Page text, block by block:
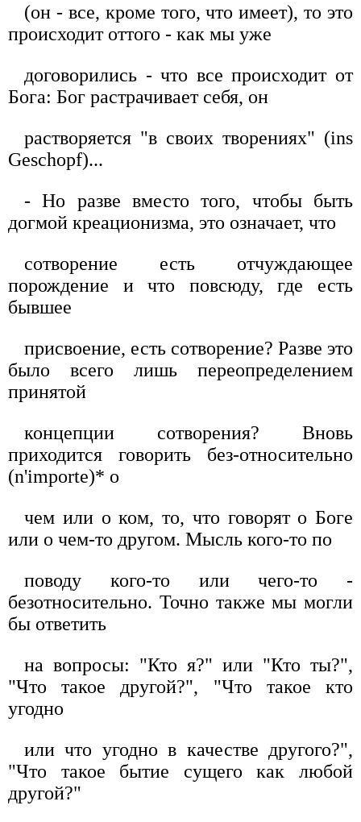
(он - все, кроме того, что имеет), то это
происходит оттого - как мы уже
договорились - что все происходит от
Бога: Бог растрачивает себя, он
растворяется "в своих творениях" (ins
Geschopf)...
- Но разве вместо того, чтобы быть
догмой креационизма, это означает, что
сотворение есть отчуждающее
порождение и что повсюду, где есть
бывшее
присвоение, есть сотворение? Разве это
было всего лишь переопределением
принятой
концепции сотворения? Вновь
приходится говорить без-относительно
(n'importe)* о
чем или о ком, то, что говорят о Боге
или о чем-то другом. Мысль кого-то по
поводу кого-то или чего-то -
безотносительно. Точно также мы могли
бы ответить
на вопросы: "Кто я?" или "Кто ты?",
"Что такое другой?", "Что такое кто
угодно
или что угодно в качестве другого?",
"Что такое бытие сущего как любой
другой?"